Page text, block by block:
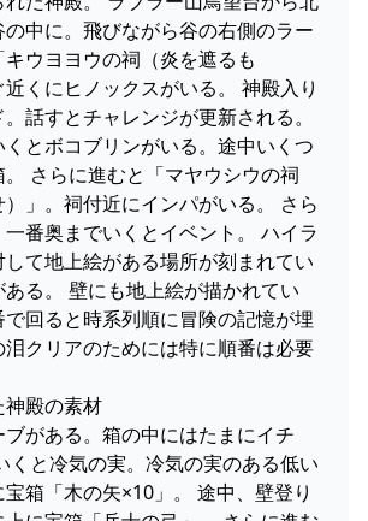
中に。飛びながら谷の右側のラー
キウヨヨウの祠（炎を遮るも
くにヒノックスがいる。 神殿入り
話すとチャレンジが更新される。
とボコブリンがいる。途中いくつ
さらに進むと「マヤウシウの祠
）」。祠付近にインパがいる。 さら
番奥までいくとイベント。 ハイラ
て地上絵がある場所が刻まれてい
ある。 壁にも地上絵が描かれてい
回ると時系列順に冒険の記憶が埋
泪クリアのためには特に順番は必要
殿の素材
ブがある。箱の中にはたまにイチ
くと冷気の実。冷気の実のある低い
箱「木の矢×10」。 途中、壁登り